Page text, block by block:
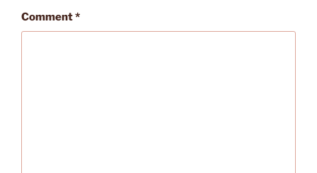
Comment*